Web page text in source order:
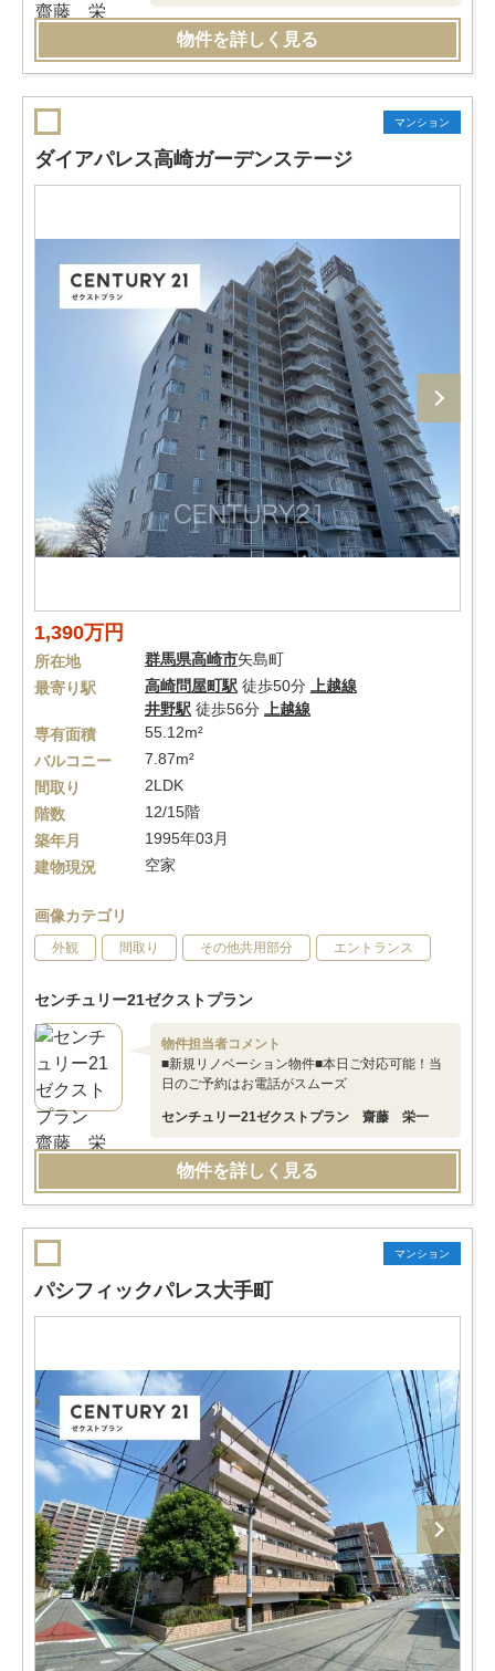
物件を詳しく見る
マンション
ダイアパレス高崎ガーデンステージ
1,390万円
所在地 群馬県高崎市矢島町
最寄り駅
高崎問屋町駅 徒歩50分
上越線
井野駅 徒歩56分
上越線
専有面積
55.12m²
バルコニー
7.87m²
間取り
2LDK
階数
12/15階
築年月
1995年03月
建物現況
空家
画像カテゴリ
外観 間取り その他共用部分 エントランス
センチュリー21ゼクストプラン
物件担当者コメント
■新規リノベーション物件■本日ご対応可能！当
日のご予約はお電話がスムーズ
センチュリー21ゼクストプラン 齋藤 栄一
物件を詳しく見る
マンション
パシフィックパレス大手町